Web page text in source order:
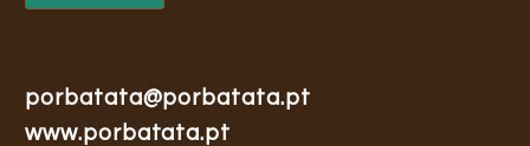
porbatata@porbatata.pt
www.porbatata.pt